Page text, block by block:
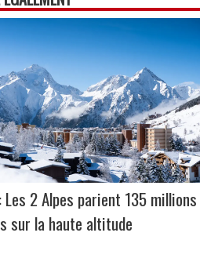
Les 2 Alpes parient 135 millions
sur la haute altitude